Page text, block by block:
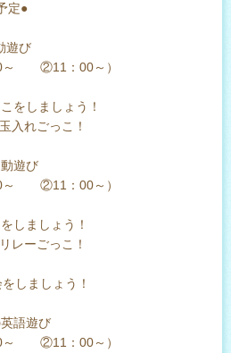
定●
遊び
：00～）
をしましょう！
っこ！
遊び
：00～）
しましょう！
っこ！
しましょう！
語遊び
：00～）